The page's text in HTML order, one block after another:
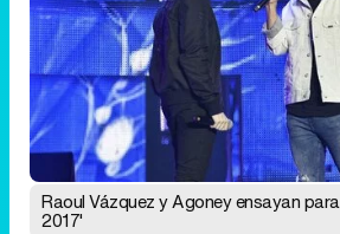
Raoul Vázquez y Agoney ensayan
2017'